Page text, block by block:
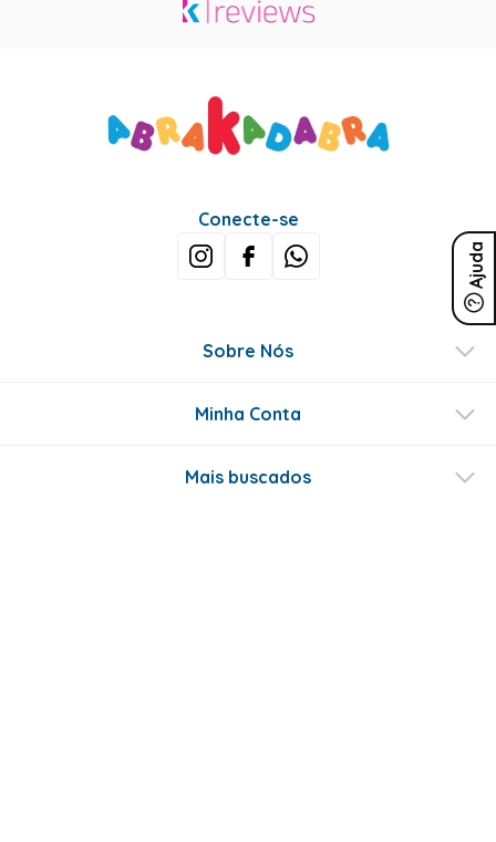
Ajuda
Conecte-se
Sobre Nós
Minha Conta
Mais buscados